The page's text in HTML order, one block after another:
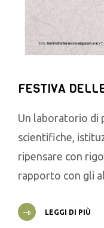
FESTIVA
Un laboratorio di
scientifiche,
ripensare con
rapporto con gli
LEGGI DI PIÙ